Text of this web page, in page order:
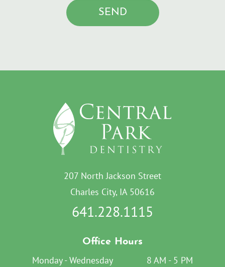
207 North Jackson Street
Charles City, IA 50616
641.228.1115
Office Hours
Monday - Wednesday
8 AM - 5 PM